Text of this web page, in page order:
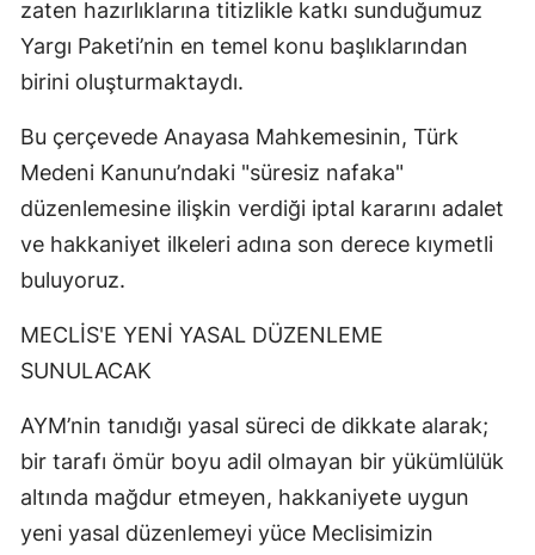
zaten hazırlıklarına titizlikle katkı sunduğumuz
Yargı Paketi’nin en temel konu başlıklarından
birini oluşturmaktaydı.
Bu çerçevede Anayasa Mahkemesinin, Türk
Medeni Kanunu’ndaki "süresiz nafaka"
düzenlemesine ilişkin verdiği iptal kararını adalet
ve hakkaniyet ilkeleri adına son derece kıymetli
buluyoruz.
MECLİS'E YENİ YASAL DÜZENLEME
SUNULACAK
AYM’nin tanıdığı yasal süreci de dikkate alarak;
bir tarafı ömür boyu adil olmayan bir yükümlülük
altında mağdur etmeyen, hakkaniyete uygun
yeni yasal düzenlemeyi yüce Meclisimizin